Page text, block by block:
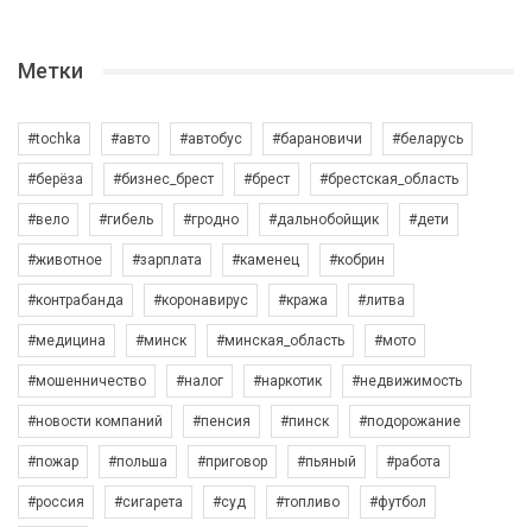
Метки
#tochka #авто #автобус #барановичи #беларусь
#берёза #бизнес_брест #брест #брестская_область
#вело #гибель #гродно #дальнобойщик #дети
#животное #зарплата #каменец #кобрин
#контрабанда #коронавирус #кража #литва
#медицина #минск #минская_область #мото
#мошенничество #налог #наркотик #недвижимость
#новости компаний #пенсия #пинск #подорожание
#пожар #польша #приговор #пьяный #работа
#россия #сигарета #суд #топливо #футбол